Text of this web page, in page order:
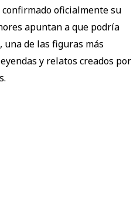
oficialmente su
apuntan a que podría
de las figuras más
y relatos creados por